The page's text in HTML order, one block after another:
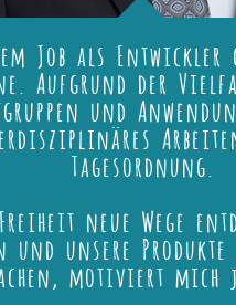
Job als Entwickler
Aufgrund der
und
Tagesordnung.
neue Wege
und unsere Produkte
motiviert mich